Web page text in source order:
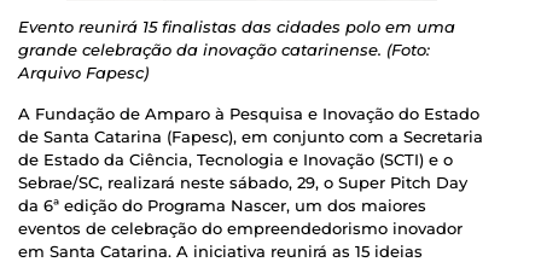
Evento reunirá 15 finalistas das cidades polo em uma
grande celebração da inovação catarinense. (Foto:
Arquivo Fapesc)
A Fundação de Amparo à Pesquisa e Inovação do Estado
de Santa Catarina (Fapesc), em conjunto com a Secretaria
de Estado da Ciência, Tecnologia e Inovação (SCTI) e o
Sebrae/SC, realizará neste sábado, 29, o Super Pitch Day
da 6ª edição do Programa Nascer, um dos maiores
eventos de celebração do empreendedorismo inovador
em Santa Catarina. A iniciativa reunirá as 15 ideias